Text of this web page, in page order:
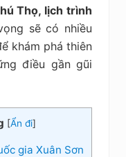
Thọ, lịch trình
sẽ có nhiều
khám phá thiên
điều gần gũi
[Ẩn đi]
gia Xuân Sơn